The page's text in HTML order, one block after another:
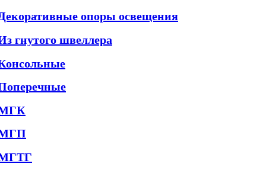
опоры освещения
гнутого швеллера